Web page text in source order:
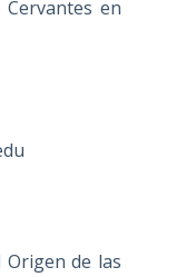
Origen de las